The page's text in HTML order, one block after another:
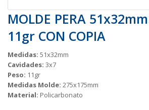
MOLDE PERA
11gr CON COPIA
Medidas: 51x32mm
Cavidades: 3x7
Peso: 11gr
Medidas Molde: 275x175mm
Material: Policarbonato